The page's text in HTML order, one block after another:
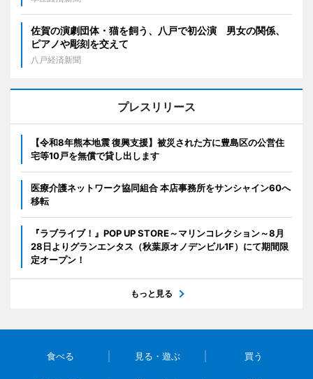
佐賀の演劇団体・猫を飼う、八戸で初公演 男女の関係、
ピアノや彫刻を交えて
八戸経済新聞
プレスリリース
【令和8年熊本地震 復興支援】被災された方に豊島区の公営住
宅等10戸を無償で貸し出します
医療介護ネットワーク協同組合 本店事務所をサンシャイン60へ
移転
『ラブライブ！』POP UP STORE～マリンコレクション～8月
28日よりグランエンタス（秋葉原オノデンビル1F）にて期間限
定オープン！
もっと見る
食べる 見る・遊ぶ 買う